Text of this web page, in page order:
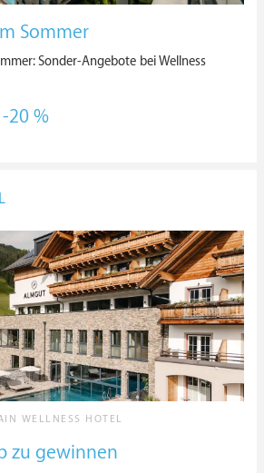
Sommer
Sonder-Angebote bei Wellness
-20 %
WELLNESS HOTEL
zu gewinnen